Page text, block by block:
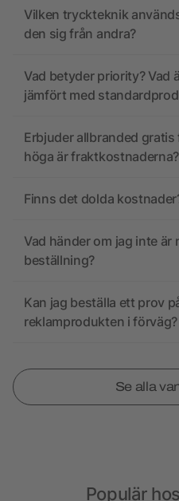
Vilken tryckteknik
den sig från andra?
Vad betyder priority? Vad
jämfört med
Erbjuder allbranded
höga är fraktkostnaderna?
Finns det dolda
Vad händer om jag inte är
beställning?
Kan jag beställa ett prov
reklamprodukten i förväg?
Se alla
Populär